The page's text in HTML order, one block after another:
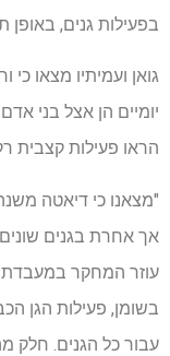
בפעילות גנים, באופן
גואן ועמיתיו מצאו כי
יומיים הן אצל בני
הראו פעילות קצבית
"מצאנו כי דיאטה
אך אחרת בגנים
עוזר המחקר במעבדת
בשומן, פעילות הגן
עבור כל הגנים. חלק